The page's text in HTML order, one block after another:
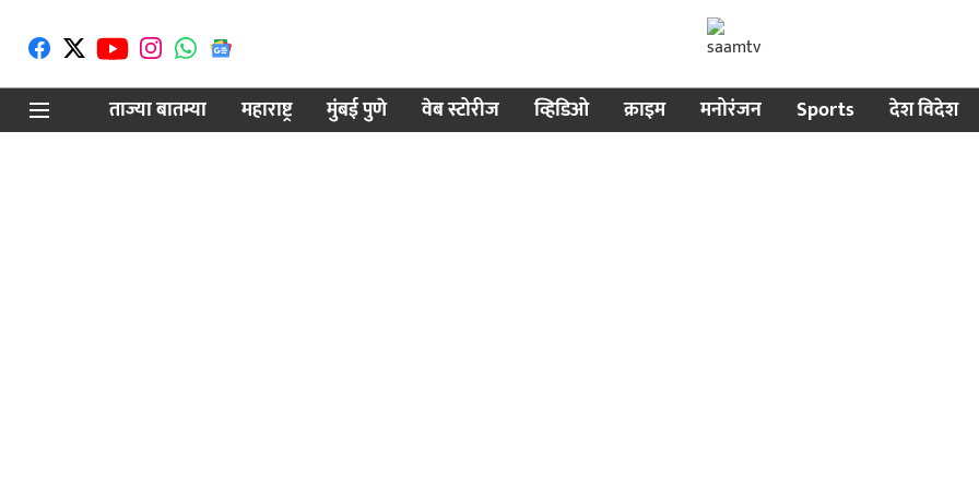
ताज्या बातम्या महाराष्ट्र मुंबई पुणे वेब स्टोरीज व्हिडिओ क्राइम मनोरंजन Sports देश विदेश